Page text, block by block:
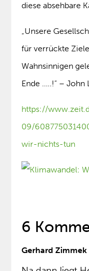
diese absehbare
„Unsere
für verrückte
Wahnsinnigen
Ende …..!“ – John
https://
09/
wir-nichts-tun
6
Gerhard Zimmek